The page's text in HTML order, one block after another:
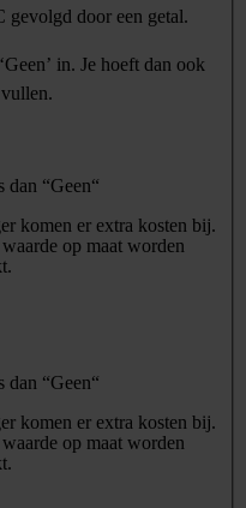
door een getal.
in. Je hoeft dan ook
dan “Geen“
komen er extra kosten bij.
op maat worden
dan “Geen“
komen er extra kosten bij.
op maat worden